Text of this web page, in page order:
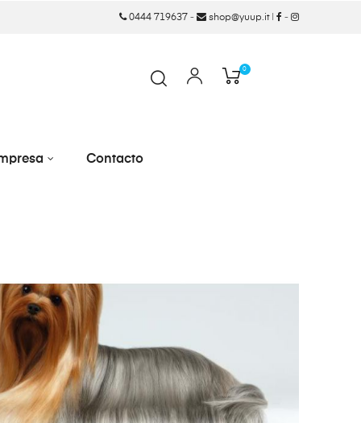
0444 719637- shop@yuup.it| -
0
Contacto